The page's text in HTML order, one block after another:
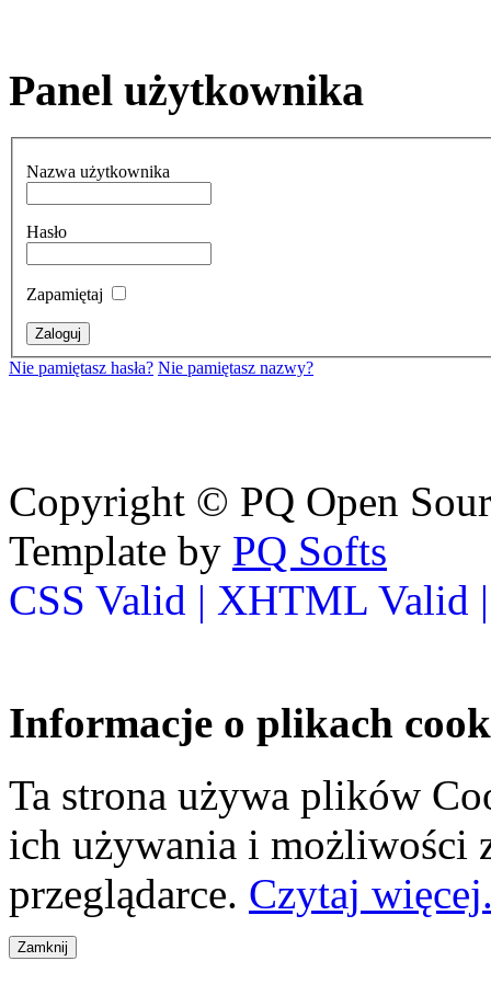
Panel użytkownika
Nazwa użytkownika
Hasło
Zapamiętaj
Nie pamiętasz hasła? Nie pamiętasz nazwy?
Copyright © PQ Open
Template by PQ Softs
CSS Valid | XHTML Valid
Informacje o plikach
Ta strona używa plików
ich używania i możliwości
przeglądarce. Czytaj